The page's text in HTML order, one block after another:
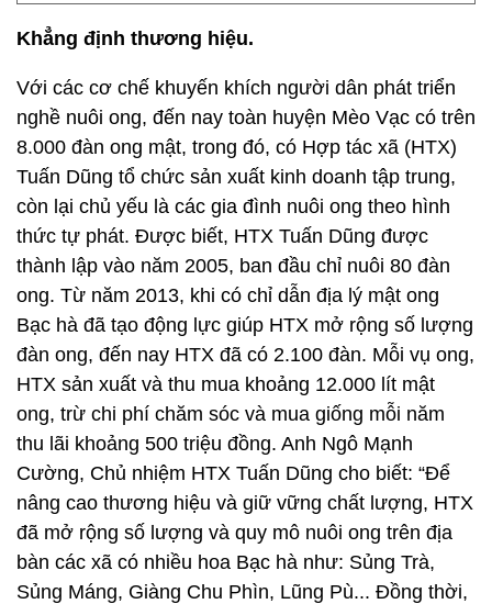
Khẳng định thương hiệu.
Với các cơ chế khuyến khích người dân phát triển
nghề nuôi ong, đến nay toàn huyện Mèo Vạc có trên
8.000 đàn ong mật, trong đó, có Hợp tác xã (HTX)
Tuấn Dũng tổ chức sản xuất kinh doanh tập trung,
còn lại chủ yếu là các gia đình nuôi ong theo hình
thức tự phát. Được biết, HTX Tuấn Dũng được
thành lập vào năm 2005, ban đầu chỉ nuôi 80 đàn
ong. Từ năm 2013, khi có chỉ dẫn địa lý mật ong
Bạc hà đã tạo động lực giúp HTX mở rộng số lượng
đàn ong, đến nay HTX đã có 2.100 đàn. Mỗi vụ ong,
HTX sản xuất và thu mua khoảng 12.000 lít mật
ong, trừ chi phí chăm sóc và mua giống mỗi năm
thu lãi khoảng 500 triệu đồng. Anh Ngô Mạnh
Cường, Chủ nhiệm HTX Tuấn Dũng cho biết: “Để
nâng cao thương hiệu và giữ vững chất lượng, HTX
đã mở rộng số lượng và quy mô nuôi ong trên địa
bàn các xã có nhiều hoa Bạc hà như: Sủng Trà,
Sủng Máng, Giàng Chu Phìn, Lũng Pù... Đồng thời,